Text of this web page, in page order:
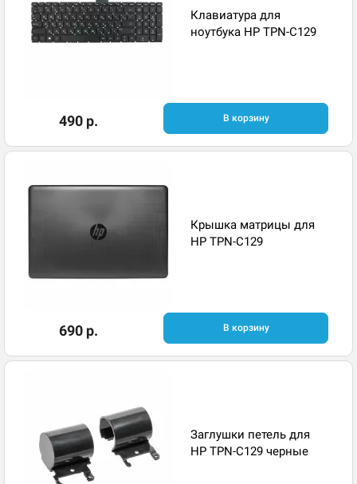
Клавиатура для
ноутбука HP TPN-C129
490 р. В корзину
Крышка матрицы для
HP TPN-C129
690 р. В корзину
Заглушки петель для
HP TPN-C129 черные